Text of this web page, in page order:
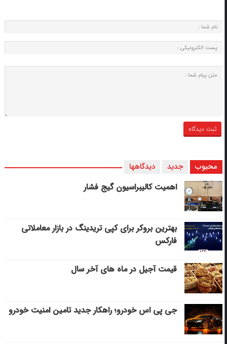
محبوب جدید دیدگاهها
اهمیت کالیبراسیون گیج فشار
بهترین بروکر برای کپی‌ تریدینگ در بازار معاملاتی
فارکس
قیمت آجیل در ماه های آخر سال
جی پی اس خودرو؛ راهکار جدید تامین امنیت خودرو